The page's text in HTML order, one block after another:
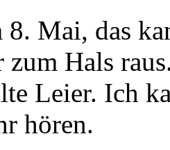
8. Mai, das
zum Hals
Leier. Ich
hören.